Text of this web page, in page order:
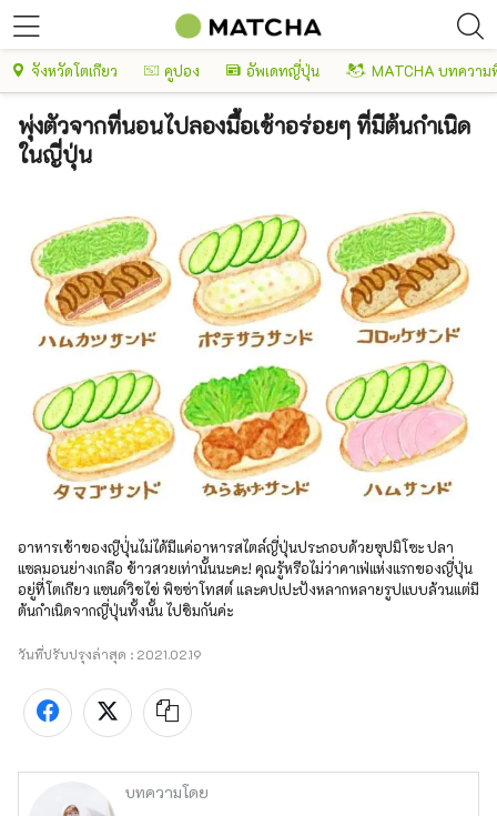
จังหวัดโตเกียว คูปอง อัพเดทญี่ปุ่น MATCHA บทความ
พุ่งตัวจากที่นอนไปลองมื้อเช้าอร่อยๆ ที่มีต้นกำเนิด
ในญี่ปุ่น
อาหารเช้าของญีปุ่่นไม่ได้มีแค่อาหารสไตล์ญี่ปุ่นประกอบด้วยซุปมิโซะ ปลา
แซลมอนย่างเกลือ ข้าวสวยเท่านั้นนะคะ! คุณรู้หรือไม่ว่าคาเฟ่แห่งแรกของญี่ปุ่น
อยู่ที่โตเกียว แซนด์วิชไข่ พิซซ่าโทสต์ และคปเปะปังหลากหลายรูปแบบล้วนแต่มี
ต้นกำเนิดจากญี่ปุ่นทั้งนั้น ไปชิมกันค่ะ
วันที่ปรับปรุงล่าสุด : 2021.02.19
บทความโดย